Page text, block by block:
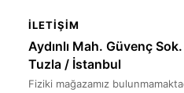
İLETIŞIM
Aydınlı Mah. Güvenç
Tuzla / İstanbul
Fiziki mağazamız